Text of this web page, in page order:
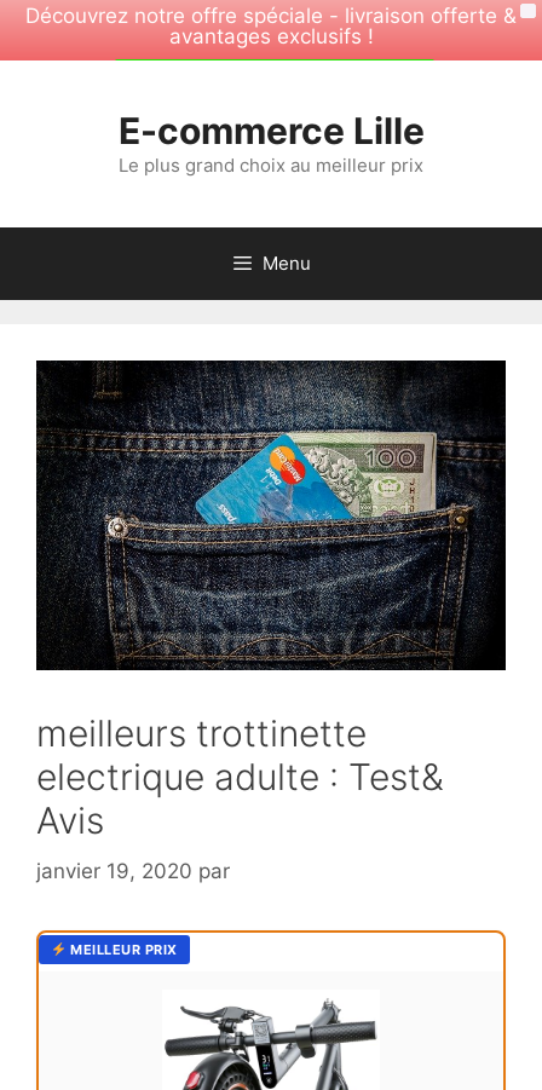
Découvrez notre offre spéciale - livraison offerte &
avantages exclusifs !
E-commerce Lille
Le plus grand choix au meilleur prix
Menu
meilleurs trottinette
electrique adulte : Test&
Avis
janvier 19, 2020 par
MEILLEUR PRIX